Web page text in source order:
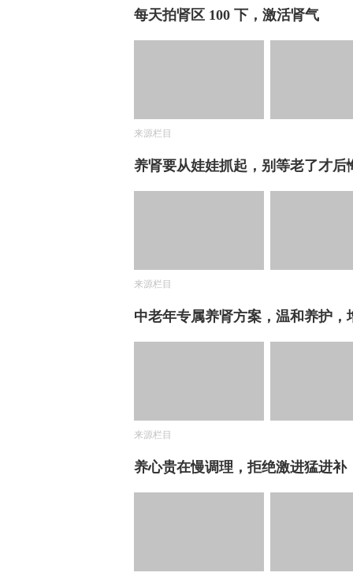
每天拍肾区 100 下，激活肾气
来源栏目
养肾要从娃娃抓起，别等老了才后
来源栏目
中老年专属养肾方案，温和养护，
来源栏目
养心贵在慢调理，拒绝激进猛进补